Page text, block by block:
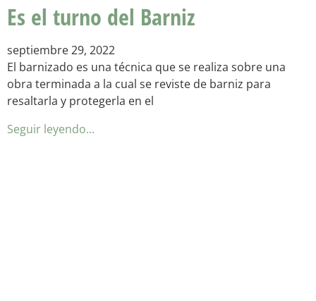
Es el turno del Barniz
septiembre 29, 2022
El barnizado es una técnica que se realiza sobre una
obra terminada a la cual se reviste de barniz para
resaltarla y protegerla en el
Seguir leyendo...